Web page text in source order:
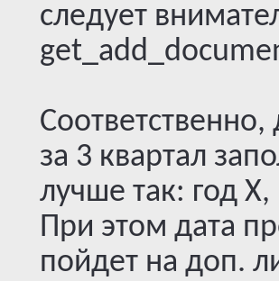
следует
за 3 квартал
лучше так: год
При этом дата
пойдет на доп.